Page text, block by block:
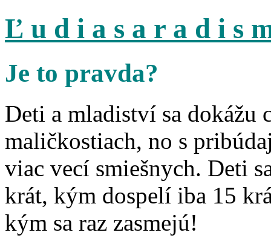
Ľ u d i a s a r a d i s
Je to pravda?
Deti a mladiství sa dokážu
maličkostiach, no s
viac vecí smiešnych. Deti
krát, kým dospelí iba 15
kým sa raz zasmejú!